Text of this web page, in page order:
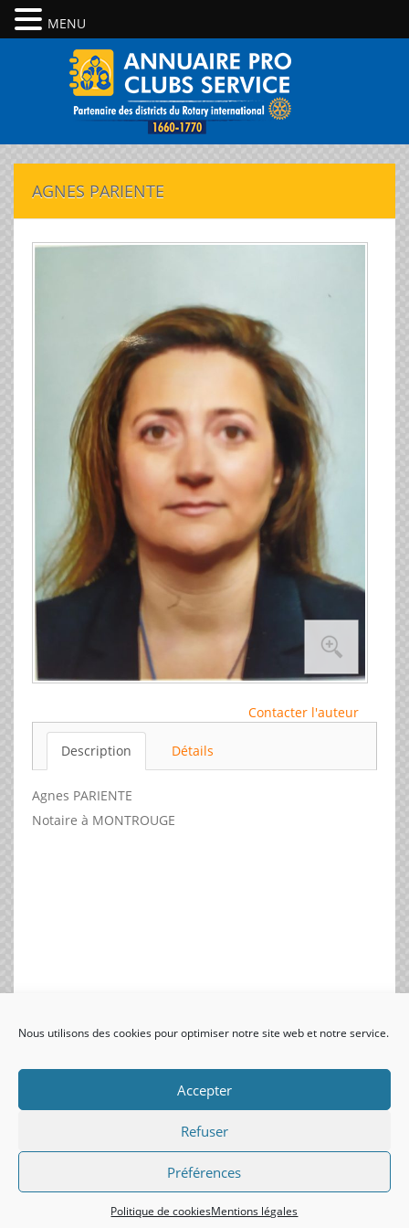
Nous utilisons des cookies pour optimiser notre site web et notre service.
Accepter
Refuser
Préférences
Politique de cookiesMentions légales
AGNES PARIENTE
Contacter l'auteur
Description Détails
Agnes PARIENTE
Notaire à MONTROUGE
visiteurs uniques:
MENU